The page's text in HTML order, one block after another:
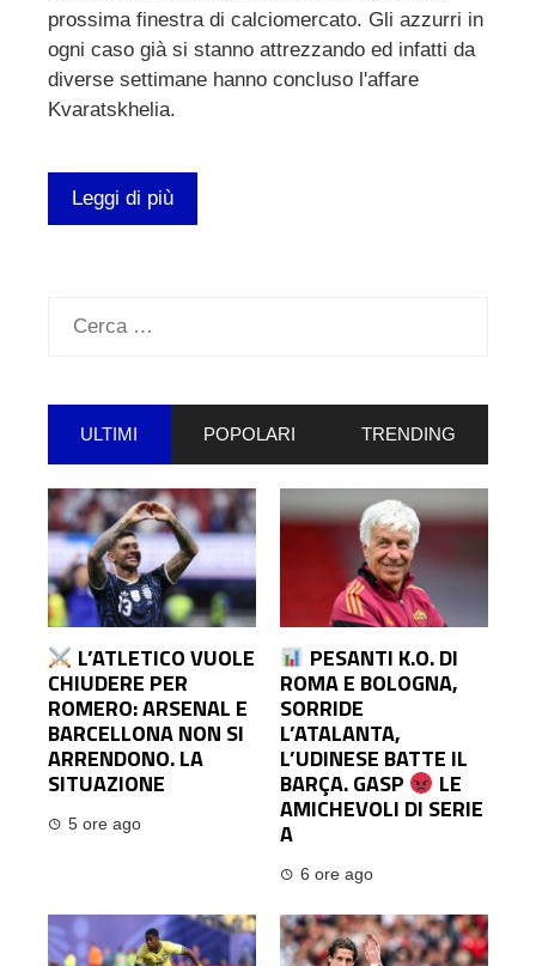
prossima finestra di calciomercato. Gli azzurri in
ogni caso già si stanno attrezzando ed infatti da
diverse settimane hanno concluso l'affare
Kvaratskhelia.
Leggi di più
Ricerca
ULTIMI POPOLARI TRENDING
L’ATLETICO VUOLE
CHIUDERE PER
ROMERO: ARSENAL E
BARCELLONA NON SI
ARRENDONO. LA
SITUAZIONE
5 ore ago
PESANTI K.O. DI
ROMA E BOLOGNA,
SORRIDE
L’ATALANTA,
L’UDINESE BATTE IL
BARÇA. GASP LE
AMICHEVOLI DI SERIE
A
6 ore ago